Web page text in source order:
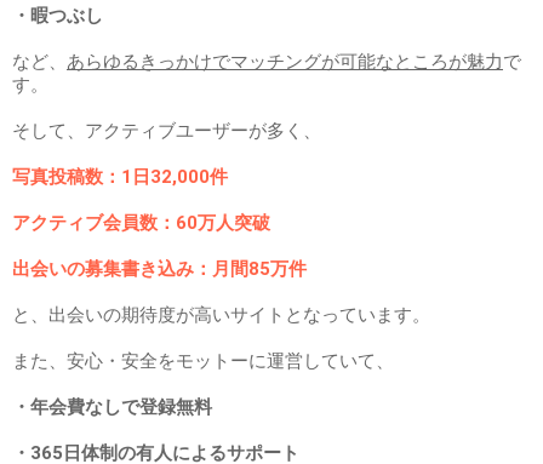
・暇つぶし
など、 あらゆるきっかけでマッチングが可能なところが魅力で
す。
そして、アクティブユーザーが多く、
写真投稿数：1日32,000件
アクティブ会員数：60万人突破
出会いの募集書き込み：月間85万件
と、出会いの期待度が高いサイトとなっています。
また、安心・安全をモットーに運営していて、
・年会費なしで登録無料
・365日体制の有人によるサポート